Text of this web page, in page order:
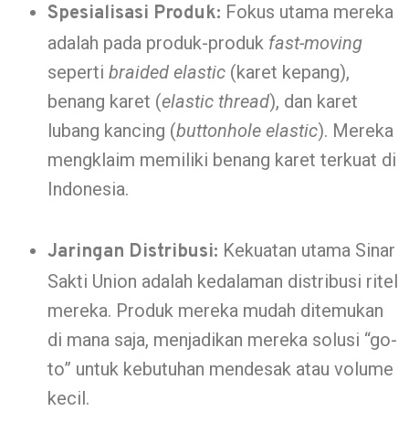
Spesialisasi Produk: Fokus utama mereka
adalah pada produk-produk fast-moving
seperti braided elastic(karet kepang),
benang karet (elastic thread), dan karet
lubang kancing (buttonhole elastic). Mereka
mengklaim memiliki benang karet terkuat di
Indonesia.
Jaringan Distribusi: Kekuatan utama Sinar
Sakti Union adalah kedalaman distribusi ritel
mereka. Produk mereka mudah ditemukan
di mana saja, menjadikan mereka solusi “go-
to” untuk kebutuhan mendesak atau volume
kecil.